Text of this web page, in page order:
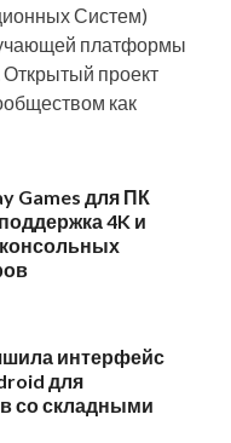
Систем)
платформы
проект
как
Games для ПК
4K и
интерфейс
для
со складными